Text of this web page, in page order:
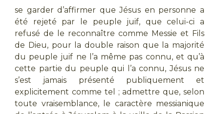
se garder d’affirmer que Jésus en personne a
été rejeté par le peuple juif, que celui-ci a
refusé de le reconnaître comme Messie et Fils
de Dieu, pour la double raison que la majorité
du peuple juif ne l’a même pas connu, et qu’à
cette partie du peuple qui l’a connu, Jésus ne
s’est jamais présenté publiquement et
explicitement comme tel ; admettre que, selon
toute vraisemblance, le caractère messianique